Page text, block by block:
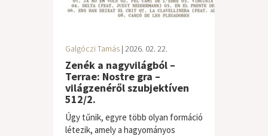
Galgóczi Tamás | 2026. 02. 22.
Zenék a nagyvilágból –
Terrae: Nostre gra –
világzenéről szubjektíven
512/2.
Úgy tűnik, egyre több olyan formáció
létezik, amely a hagyományos